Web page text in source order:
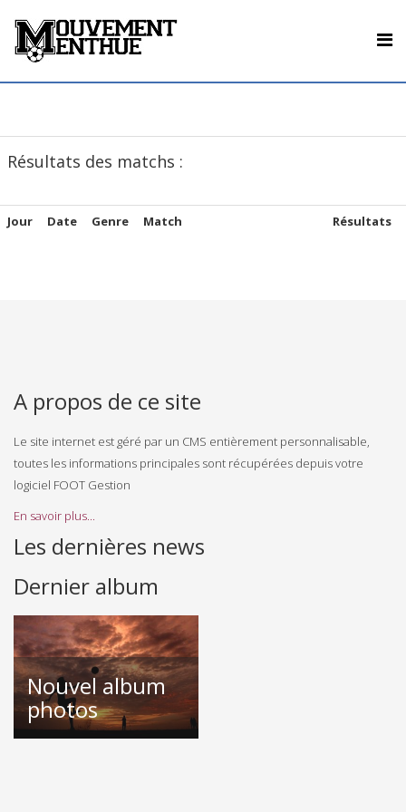
Résultats des matchs :
Jour Date Genre Match Résultats
A propos de ce site
Le site internet est géré par un CMS entièrement personnalisable,
toutes les informations principales sont récupérées depuis votre
logiciel FOOT Gestion
En savoir plus...
Les dernières news
Dernier album
Nouvel album
photos